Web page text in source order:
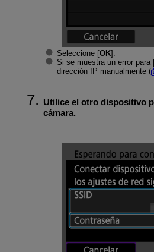
Seleccione [OK].
Si se muestra un error para
dirección IP manualmente (
Utilice el otro dispositivo
cámara.